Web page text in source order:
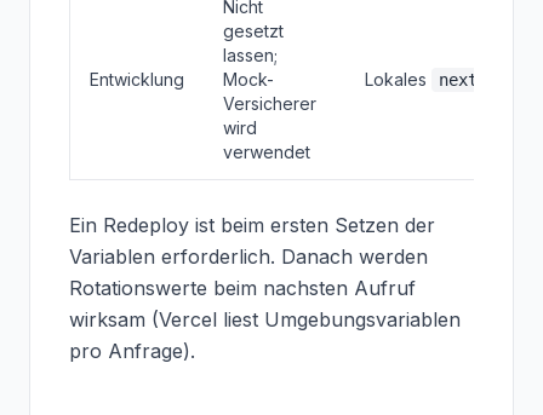
Entwicklung
Nicht
gesetzt
lassen;
Mock-
Versicherer
wird
verwendet
Lokales next dev
Ein Redeploy ist beim ersten Setzen der
Variablen erforderlich. Danach werden
Rotationswerte beim nachsten Aufruf
wirksam (Vercel liest Umgebungsvariablen
pro Anfrage).